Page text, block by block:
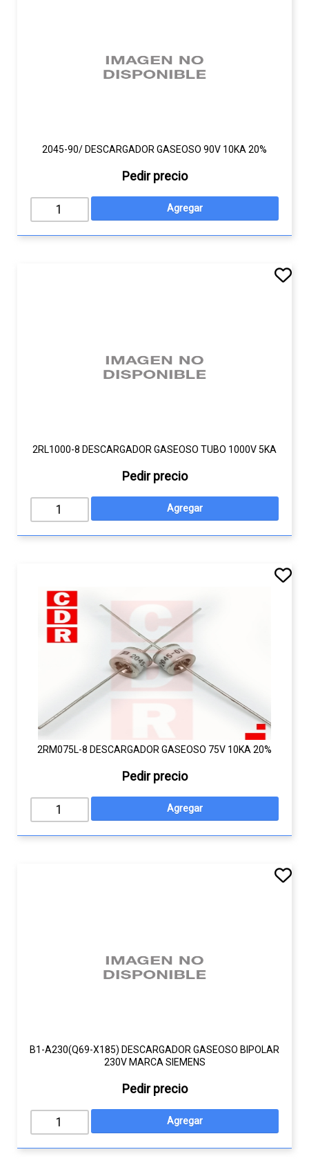
2045-90/ DESCARGADOR GASEOSO 90V 10KA 20%
Pedir precio
2RL1000-8 DESCARGADOR GASEOSO TUBO 1000V 5KA
Pedir precio
2RM075L-8 DESCARGADOR GASEOSO 75V 10KA 20%
Pedir precio
B1-A230(Q69-X185) DESCARGADOR GASEOSO BIPOLAR
230V MARCA SIEMENS
Pedir precio